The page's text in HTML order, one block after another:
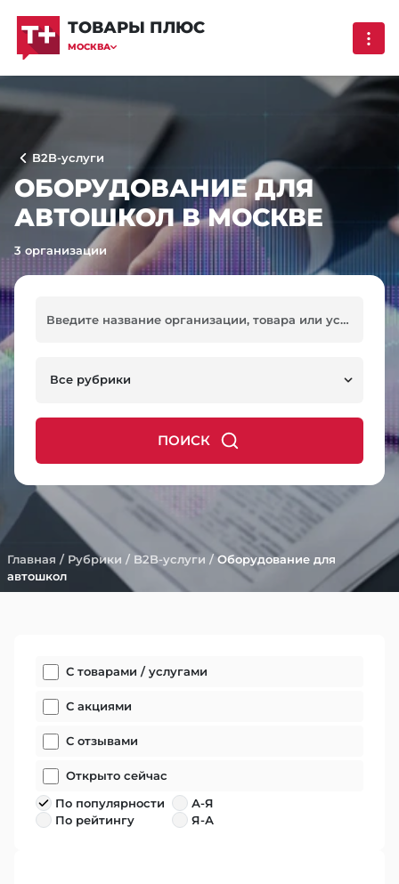
ТОВАРЫ ПЛЮС
МОСКВА
B2B-услуги
ОБОРУДОВАНИЕ ДЛЯ
АВТОШКОЛ В МОСКВЕ
3 организации
Все рубрики
ПОИСК
Главная / Рубрики / B2B-услуги / Оборудование для
автошкол
С товарами / услугами
С акциями
С отзывами
Открыто сейчас
По популярности
По рейтингу
А-Я
Я-А